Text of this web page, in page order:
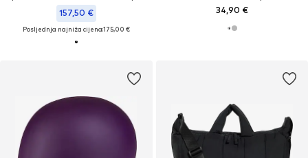
157,50 €
Posljednja najniža cijena:175,00 €
34,90 €